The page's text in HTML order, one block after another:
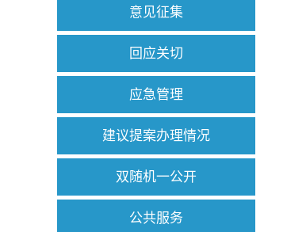
意见征集
回应关切
应急管理
建议提案办理情况
双随机一公开
公共服务